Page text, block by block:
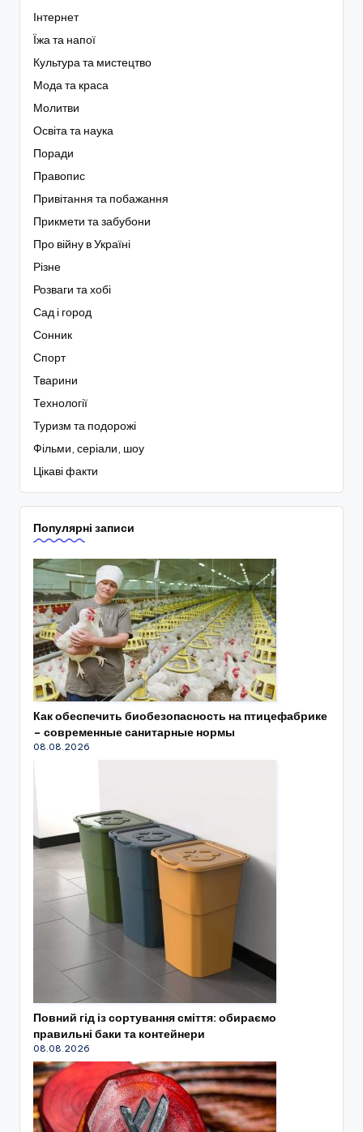
Інтернет
Їжа та напої
Культура та мистецтво
Мода та краса
Молитви
Освіта та наука
Поради
Правопис
Привітання та побажання
Прикмети та забубони
Про війну в Україні
Різне
Розваги та хобі
Сад і город
Сонник
Спорт
Тварини
Технології
Туризм та подорожі
Фільми, серіали, шоу
Цікаві факти
Популярні записи
Как обеспечить биобезопасность на птицефабрике
– современные санитарные нормы
08.08.2026
Повний гід із сортування сміття: обираємо
правильні баки та контейнери
08.08.2026